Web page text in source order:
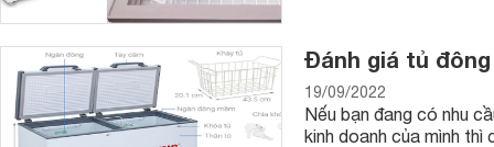
Đánh giá tủ đông
19/09/2022
Nếu bạn đang có nhu
kinh doanh của mình